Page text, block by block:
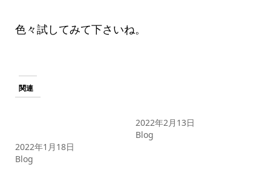
色々試してみて下さいね。
関連
2022年1月18日
Blog
2022年2月13日
Blog